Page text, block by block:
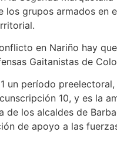
los grupos armados en
en Nariño hay
Gaitanistas de
un período
10, y es la
de los alcaldes de
de apoyo a las